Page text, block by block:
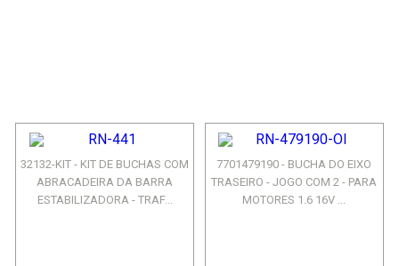
32132-KIT - KIT DE BUCHAS COM
ABRACADEIRA DA BARRA
ESTABILIZADORA - TRAF...
7701479190 - BUCHA DO EIXO
TRASEIRO - JOGO COM 2 - PARA
MOTORES 1.6 16V ...